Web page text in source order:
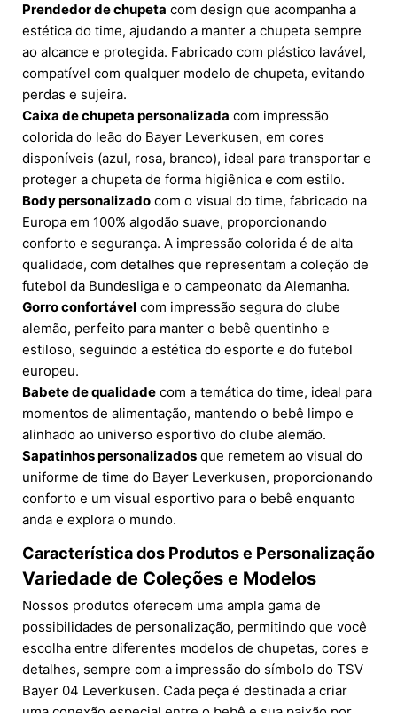
Prendedor de chupeta com design que acompanha a
estética do time, ajudando a manter a chupeta sempre
ao alcance e protegida. Fabricado com plástico lavável,
compatível com qualquer modelo de chupeta, evitando
perdas e sujeira.
Caixa de chupeta personalizada com impressão
colorida do leão do Bayer Leverkusen, em cores
disponíveis (azul, rosa, branco), ideal para transportar e
proteger a chupeta de forma higiênica e com estilo.
Body personalizado com o visual do time, fabricado na
Europa em 100% algodão suave, proporcionando
conforto e segurança. A impressão colorida é de alta
qualidade, com detalhes que representam a coleção de
futebol da Bundesliga e o campeonato da Alemanha.
Gorro confortável com impressão segura do clube
alemão, perfeito para manter o bebê quentinho e
estiloso, seguindo a estética do esporte e do futebol
europeu.
Babete de qualidade com a temática do time, ideal para
momentos de alimentação, mantendo o bebê limpo e
alinhado ao universo esportivo do clube alemão.
Sapatinhos personalizados que remetem ao visual do
uniforme de time do Bayer Leverkusen, proporcionando
conforto e um visual esportivo para o bebê enquanto
anda e explora o mundo.
Característica dos Produtos e Personalização
Variedade de Coleções e Modelos
Nossos produtos oferecem uma ampla gama de
possibilidades de personalização, permitindo que você
escolha entre diferentes modelos de chupetas, cores e
detalhes, sempre com a impressão do símbolo do TSV
Bayer 04 Leverkusen. Cada peça é destinada a criar